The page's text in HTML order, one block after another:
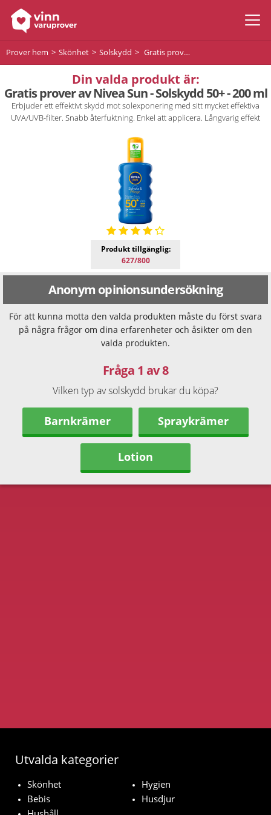
Prover hem Skönhet Solskydd Gratis prover av Nivea Sun - Solskydd 50+ - 200 ml
Din valda produkt är:
Gratis prover av Nivea Sun - Solskydd 50+ - 200 ml
Erbjuder ett effektivt skydd mot solexponering med sitt mycket effektiva
UVA/UVB-filter. Snabb återfuktning. Enkel att applicera. Långvarig effekt
Produkt tillgänglig:
627/800
Anonym opinionsundersökning
För att kunna motta den valda produkten måste du först svara
på några frågor om dina erfarenheter och åsikter om den
valda produkten.
Fråga 1 av 8
Vilken typ av solskydd brukar du köpa?
Barnkrämer Spraykrämer
Lotion
Utvalda kategorier
Skönhet
Hygien
Bebis
Husdjur